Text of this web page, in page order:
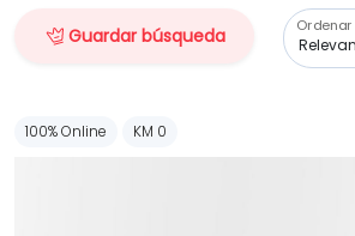
Guardar búsqueda
Precio
100% Online KM 0